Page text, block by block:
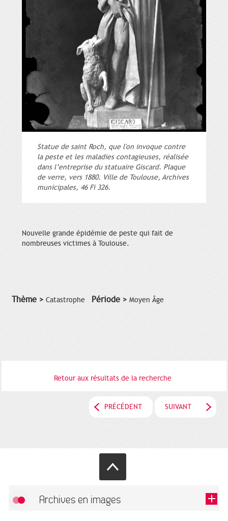
Statue de saint Roch, que l'on invoque contre
la peste et les maladies contagieuses, réalisée
dans l’entreprise du statuaire Giscard. Plaque
de verre, vers 1880. Ville de Toulouse, Archives
municipales, 46 Fi 326.
Nouvelle grande épidémie de peste qui fait de
nombreuses victimes à Toulouse.
Thème > Catastrophe Période > Moyen Âge
Retour aux résultats de la recherche
PRÉCÉDENT SUIVANT
Archives en images